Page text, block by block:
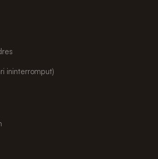
ininterromput)